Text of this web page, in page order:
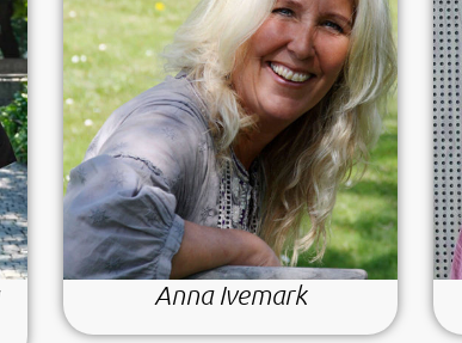
Anna Ivemark